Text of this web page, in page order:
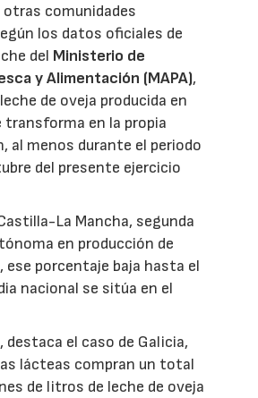
otras comunidades
los datos oficiales de
del Ministerio de
y Alimentación (MAPA),
de oveja producida en
transforma en la propia
al menos durante el periodo
del presente ejercicio
La Mancha, segunda
en producción de
ese porcentaje baja hasta el
nacional se sitúa en el
destaca el caso de Galicia,
lácteas compran un total
de litros de leche de oveja